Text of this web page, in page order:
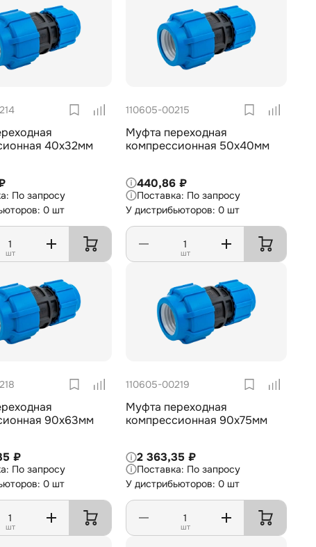
40х32мм
По запросу
0 шт
шт
110605-00215
Муфта переходная
компрессионная 50х40мм
440,86 ₽
По запросу
У дистрибьюторов: 0 шт
шт
90х63мм
₽
По запросу
0 шт
шт
110605-00219
Муфта переходная
компрессионная 90х75мм
2 363,35 ₽
По запросу
У дистрибьюторов: 0 шт
шт